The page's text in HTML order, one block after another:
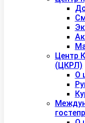
Центр
(ЦКРЛ)
О